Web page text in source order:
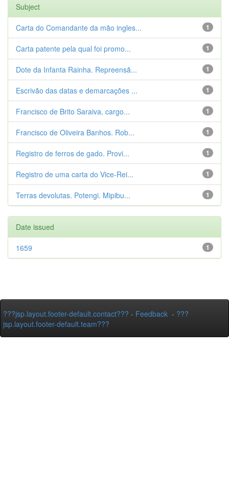
Subject
1
Carta do Comandante da mão ingles...
1
Carta patente pela qual foi promo...
1
Dote da Infanta Rainha. Repreensã...
1
Escrivão das datas e demarcações ...
1
Francisco de Brito Saraiva, cargo...
1
Francisco de Oliveira Banhos. Rob...
1
Registro de ferros de gado. Provi...
1
Registro de uma carta do Vice-Rei...
1
Terras devolutas. Potengi. Mipibu...
Date issued
1
1659
???jsp.layout.footer-default.contact??? - Feedback - ???
jsp.layout.footer-default.team???